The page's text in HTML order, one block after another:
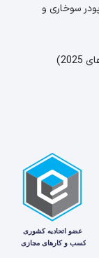
سوخاری و